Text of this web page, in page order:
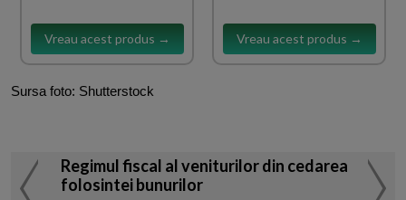
Vreau acest produs → Vreau acest produs →
Sursa foto: Shutterstock
Regimul fiscal al veniturilor din cedarea
folosintei bunurilor